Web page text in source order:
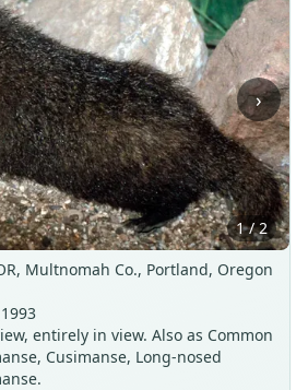
›
1 / 2
Multnomah Co., Portland, Oregon
entirely in view. Also as Common
Cusimanse, Long-nosed